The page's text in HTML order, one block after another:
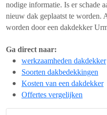
nodige informatie. Is er schade
nieuw dak geplaatst te worden.
worden door een dakdekker
Ga direct naar:
werkzaamheden dakdekker
Soorten dakbedekkingen
Kosten van een dakdekker
Offertes vergelijken